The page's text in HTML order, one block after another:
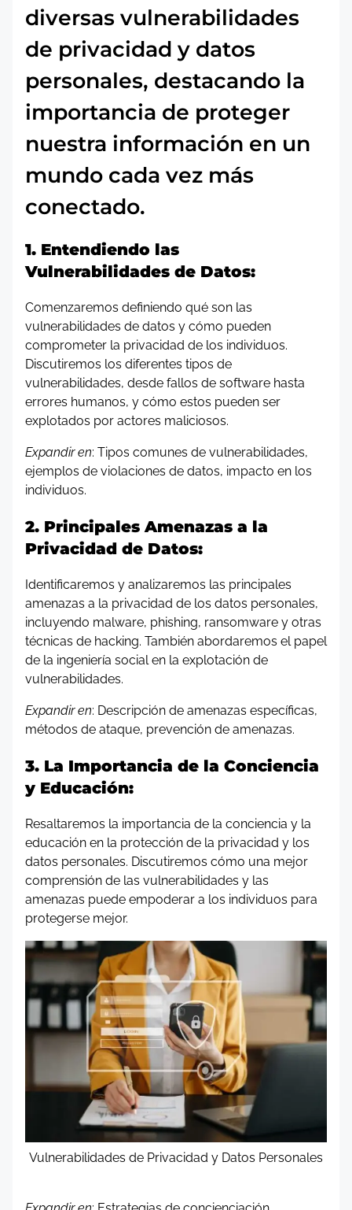
diversas vulnerabilidades
de privacidad y datos
personales, destacando la
importancia de proteger
nuestra información en un
mundo cada vez más
conectado.
1. Entendiendo las
Vulnerabilidades de Datos:
Comenzaremos definiendo qué son las
vulnerabilidades de datos y cómo pueden
comprometer la privacidad de los individuos.
Discutiremos los diferentes tipos de
vulnerabilidades, desde fallos de software hasta
errores humanos, y cómo estos pueden ser
explotados por actores maliciosos.
Expandir en: Tipos comunes de vulnerabilidades,
ejemplos de violaciones de datos, impacto en los
individuos.
2. Principales Amenazas a la
Privacidad de Datos:
Identificaremos y analizaremos las principales
amenazas a la privacidad de los datos personales,
incluyendo malware, phishing, ransomware y otras
técnicas de hacking. También abordaremos el papel
de la ingeniería social en la explotación de
vulnerabilidades.
Expandir en: Descripción de amenazas específicas,
métodos de ataque, prevención de amenazas.
3. La Importancia de la Conciencia
y Educación:
Resaltaremos la importancia de la conciencia y la
educación en la protección de la privacidad y los
datos personales. Discutiremos cómo una mejor
comprensión de las vulnerabilidades y las
amenazas puede empoderar a los individuos para
protegerse mejor.
Vulnerabilidades de Privacidad y Datos Personales